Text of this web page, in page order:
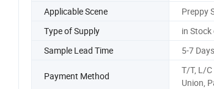
Applicable Scene
Preppy
Type of Supply
in
Sample Lead Time
5-7 Days
Payment Method
T/T, L/
Union,